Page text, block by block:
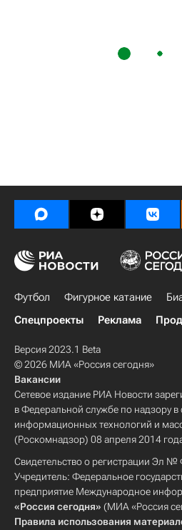
Футбол Фигурное катание
Спецпроекты
Реклама
Версия 2023.1 Beta
© 2026 МИА «Россия сегодня»
Вакансии
Сетевое издание РИА Новости
в Федеральной службе по надзору в
информационных технологий и
(Роскомнадзор) 08 апреля 2014
Свидетельство о регистрации Эл
Учредитель: Федеральное
предприятие Международное
«Россия сегодня» (МИА «Россия
Правила использования